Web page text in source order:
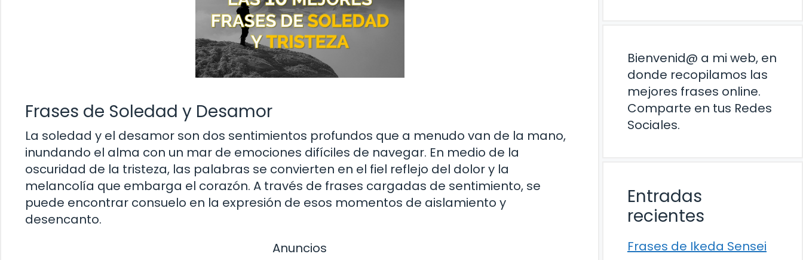
Frases de Soledad y Desamor
La soledad y el desamor son dos sentimientos profundos que a menudo van de la mano,
inundando el alma con un mar de emociones difíciles de navegar. En medio de la
oscuridad de la tristeza, las palabras se convierten en el fiel reflejo del dolor y la
melancolía que embarga el corazón. A través de frases cargadas de sentimiento, se
puede encontrar consuelo en la expresión de esos momentos de aislamiento y
desencanto.
Anuncios
Bienvenid@ a mi web, en
donde recopilamos las
mejores frases online.
Comparte en tus Redes
Sociales.
Entradas
recientes
Frases de Ikeda Sensei